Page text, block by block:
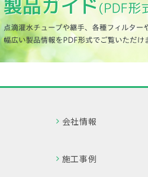
会社情報
施工事例